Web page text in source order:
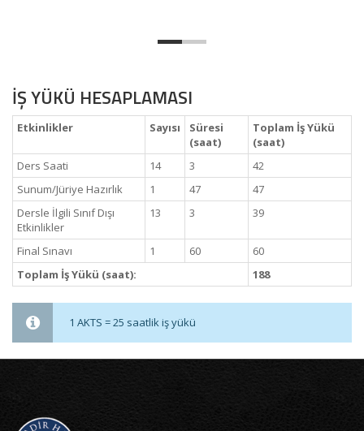
İŞ YÜKÜ HESAPLAMASI
Etkinlikler Sayısı
Süresi
(saat)
Toplam İş Yükü
(saat)
Ders Saati
14 3
42
Sunum/Jüriye Hazırlık
1 47
47
Dersle İlgili Sınıf Dışı
Etkinlikler
13 3 39
Final Sınavı 1 60
60
Toplam İş Yükü (saat):
188
1 AKTS = 25 saatlik iş yükü